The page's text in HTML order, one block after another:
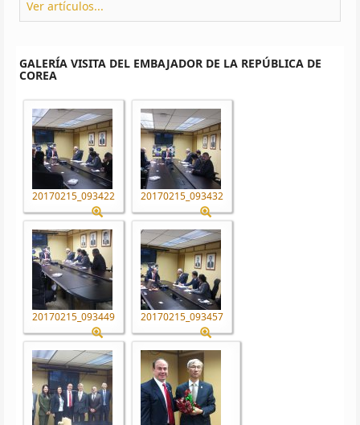
Ver artículos...
GALERÍA VISITA DEL EMBAJADOR DE LA REPÚBLICA DE
COREA
20170215_093422 20170215_093432
20170215_093449 20170215_093457